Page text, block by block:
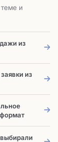
и
из
из
выбирали